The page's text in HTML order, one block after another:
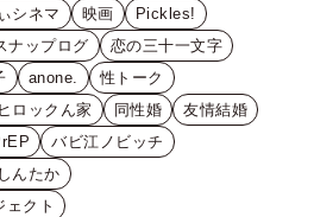
シネマ 映画
Pickles!
ナップログ
恋の三十一文字
anone.
性トーク
ロックん家 同性婚
友情結婚
バビ江ノビッチ
しんたか
ェクト